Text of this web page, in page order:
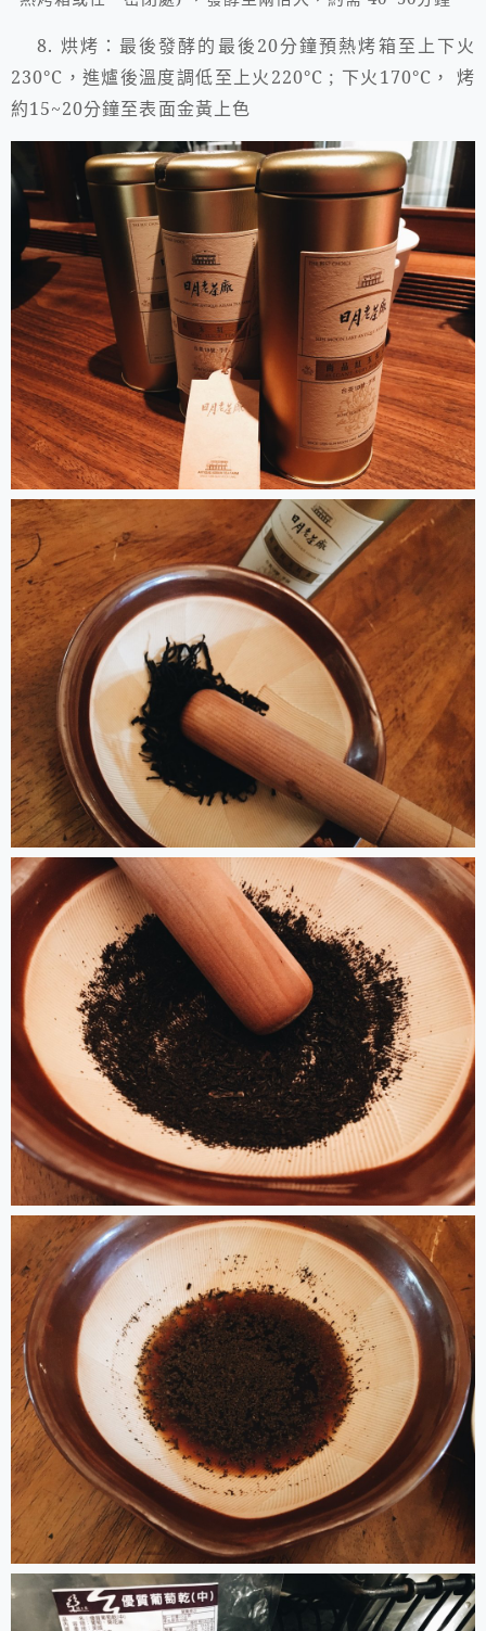
8. 烘烤：最後發酵的最後20分鐘預熱烤箱至上下火
230°C ，進爐後溫度調低至上火220°C ; 下火170°C ， 烤
約15~20分鐘至表面金黃上色